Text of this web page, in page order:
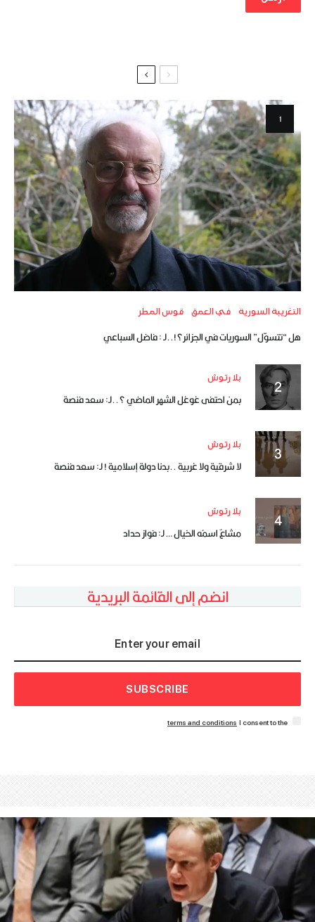
التغريبة السورية في العمق قوس المطر
هل “تتسوّل” السوريات في الجزائر؟!..لـ : فاضل السباعي
بلا رتوش
بمن احتفى غوغل الشهر الماضي ؟..لـ: سعد فنصة
بلا رتوش
لا شرقية ولا غربية ..بدنا دولة إسلامية ! لـ: سعد فنصة
بلا رتوش
مشاعٌ اسمُه الخيال … لـ: فواز حداد
انضم إلى القائمة البريدية
SUBSCRIBE
I consent to the
terms and conditions